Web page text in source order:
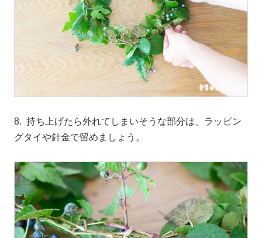
8. 持ち上げたら外れてしまいそうな部分は、ラッピン
グタイや針金で留めましょう。